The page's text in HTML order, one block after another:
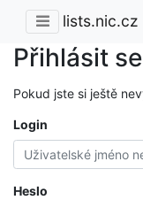
lists.nic.cz
Přihlásit se
Pokud jste si ještě
Login
Heslo